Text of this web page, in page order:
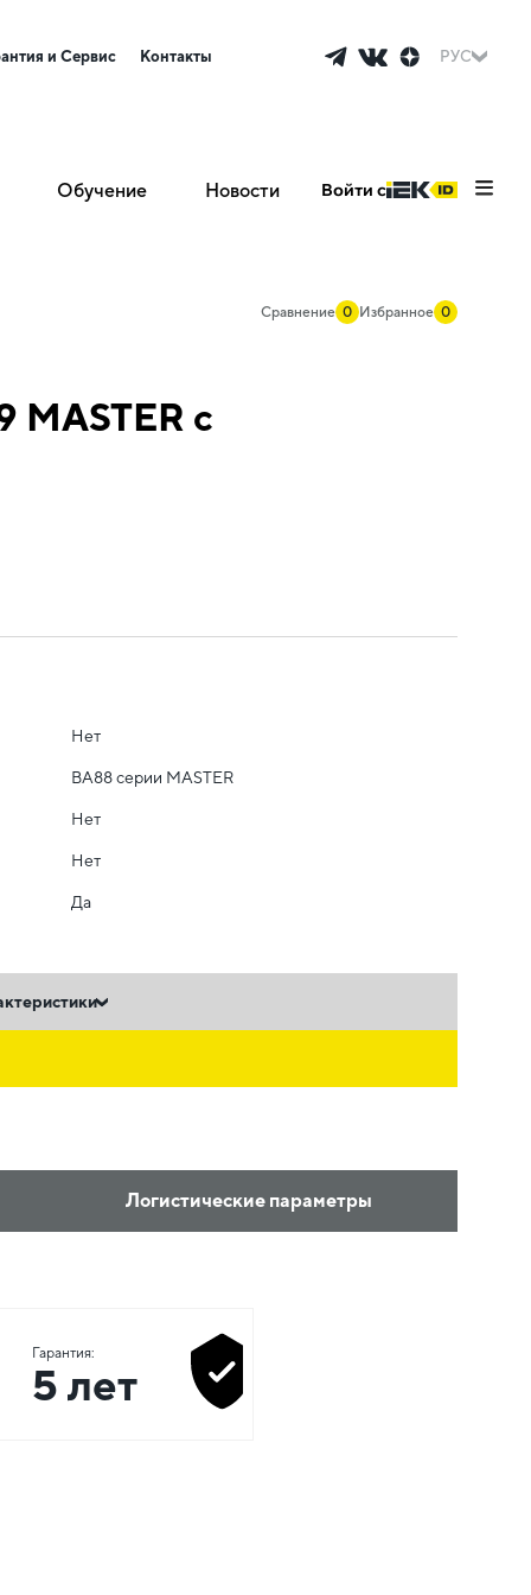
и Сервис Контакты РУС
Обучение Новости Войти с
Сравнение 0 Избранное 0
с
Нет
ВА88 серии MASTER
Нет
Нет
Да
Логистические параметры
Гарантия:
5 лет